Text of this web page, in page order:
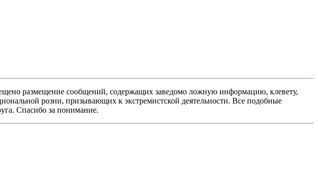
размещение сообщений, содержащих заведомо ложную информацию, клевету,
розни, призывающих к экстремистской деятельности. Все подобные
Спасибо за понимание.